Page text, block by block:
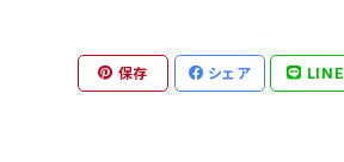
保存 シェア LINE